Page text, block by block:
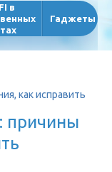
в
Гаджеты
как исправить
причины